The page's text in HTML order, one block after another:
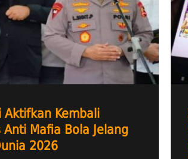
Aktifkan Kembali
Anti Mafia Bola Jelang
2026